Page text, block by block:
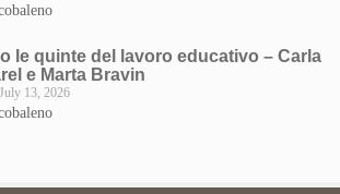
le quinte del lavoro educativo – Carla
e Marta Bravin
13, 2026